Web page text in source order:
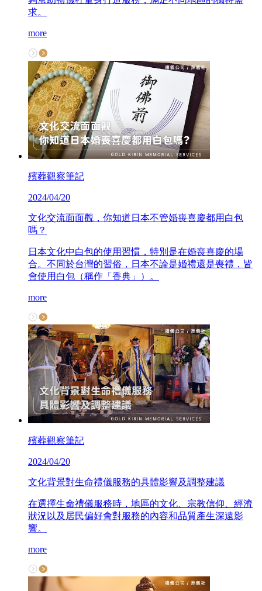
求。
more
殯葬觀察筆記
2024/04/20
文化交流面面觀，你知道日本不管婚喪喜慶都用白包
嗎？
日本文化中白包的使用習慣，特別是在婚喪喜慶的場
合。不同於台灣的習俗，日本不論是婚禮還是喪禮，皆
會使用白包（稱作「香典」）。
more
殯葬觀察筆記
2024/04/20
文化背景對生命禮儀服務的具體影響及調整建議
在選擇生命禮儀服務時，地區的文化、宗教信仰、經濟
狀況以及居民偏好會對服務的內容和品質產生深遠影
響。
more